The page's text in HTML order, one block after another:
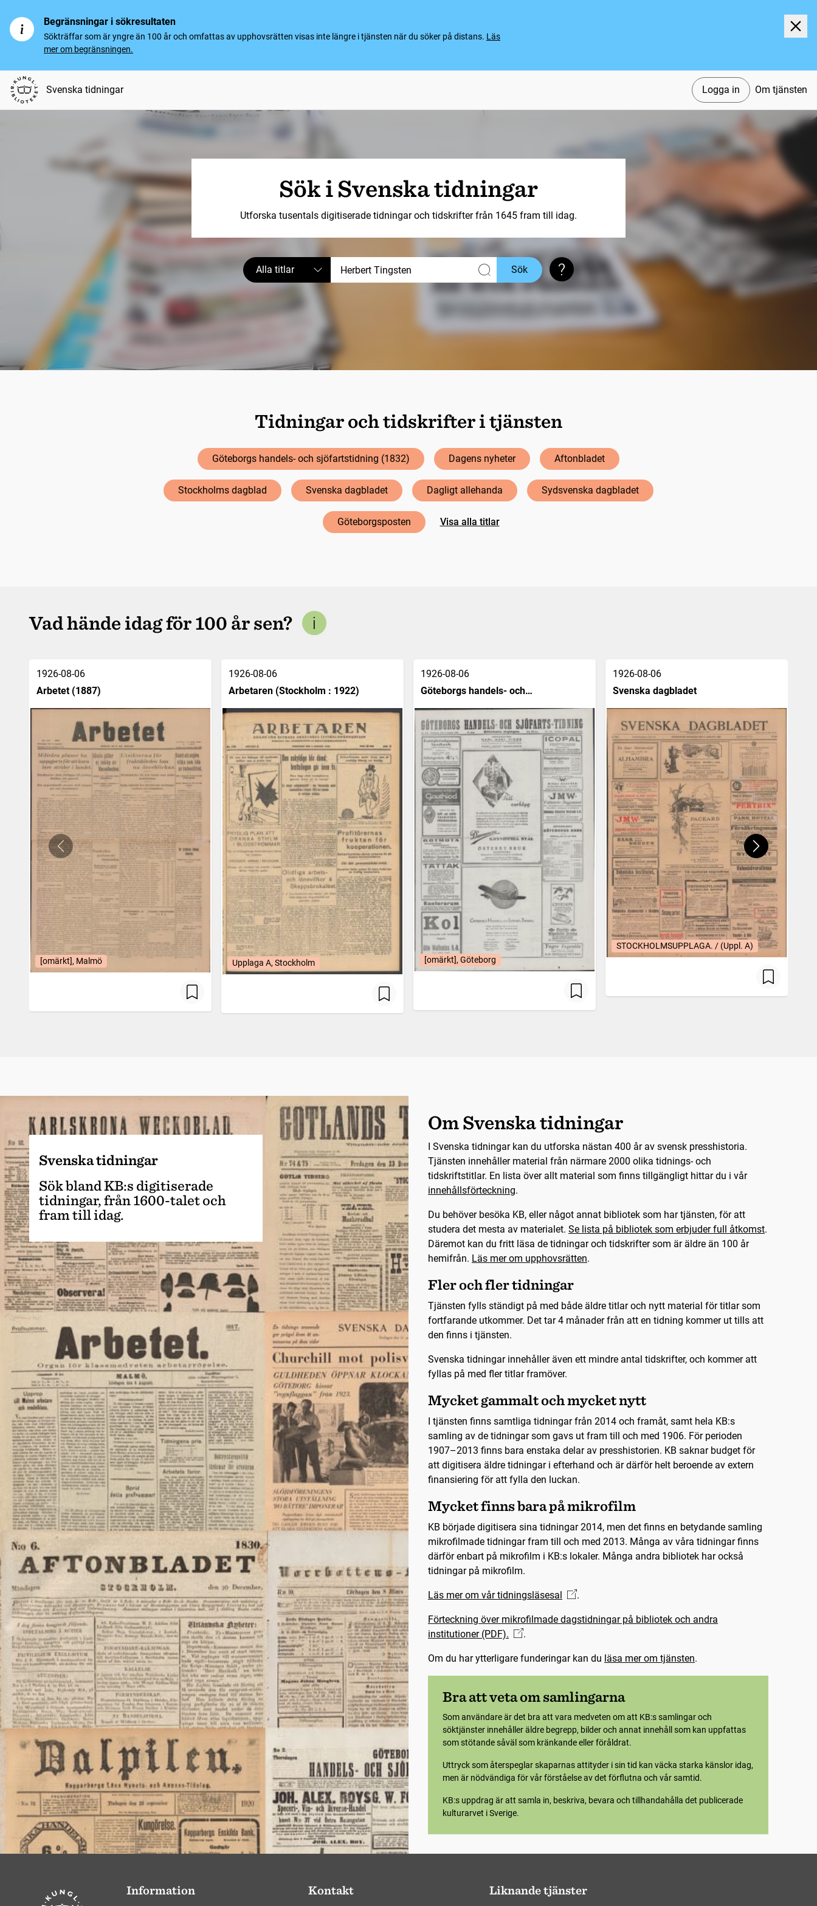
Begränsningar i sökresultaten
Sökträffar som är yngre än 100 år och omfattas av upphovsrätten visas inte längre i tjänsten när du söker på distans. Läs
mer om begränsningen.
Svenska tidningar Logga in Om tjänsten
Sök i Svenska tidningar
Utforska tusentals digitiserade tidningar och tidskrifter från 1645 fram till idag.
Alla titlar Sök Söktips
Tidningar och tidskrifter i tjänsten
Göteborgs handels- och sjöfartstidning (1832) Dagens nyheter Aftonbladet
Stockholms dagblad Svenska dagbladet Dagligt allehanda Sydsvenska dagbladet
Göteborgsposten Visa alla titlar
Vad hände idag för 100 år sen?
1926-08-06
Arbetet (1887)
[omärkt], Malmö
1926-08-06
Arbetaren (Stockholm : 1922)
Upplaga A, Stockholm
1926-08-06
Göteborgs handels- och
sjöfartstidning (1832)
[omärkt], Göteborg
1926-08-06
Svenska dagbladet
STOCKHOLMSUPPLAGA. / (Uppl. A)
Svenska tidningar
Sök bland KB:s digitiserade
tidningar, från 1600-talet och
fram till idag.
Om Svenska tidningar
I Svenska tidningar kan du utforska nästan 400 år av svensk presshistoria.
Tjänsten innehåller material från närmare 2000 olika tidnings- och
tidskriftstitlar. En lista över allt material som finns tillgängligt hittar du i vår
innehållsförteckning.
Du behöver besöka KB, eller något annat bibliotek som har tjänsten, för att
studera det mesta av materialet. Se lista på bibliotek som erbjuder full åtkomst.
Däremot kan du fritt läsa de tidningar och tidskrifter som är äldre än 100 år
hemifrån. Läs mer om upphovsrätten.
Fler och fler tidningar
Tjänsten fylls ständigt på med både äldre titlar och nytt material för titlar som
fortfarande utkommer. Det tar 4 månader från att en tidning kommer ut tills att
den finns i tjänsten.
Svenska tidningar innehåller även ett mindre antal tidskrifter, och kommer att
fyllas på med fler titlar framöver.
Mycket gammalt och mycket nytt
I tjänsten finns samtliga tidningar från 2014 och framåt, samt hela KB:s
samling av de tidningar som gavs ut fram till och med 1906. För perioden
1907–2013 finns bara enstaka delar av presshistorien. KB saknar budget för
att digitisera äldre tidningar i efterhand och är därför helt beroende av extern
finansiering för att fylla den luckan.
Mycket finns bara på mikrofilm
KB började digitisera sina tidningar 2014, men det finns en betydande samling
mikrofilmade tidningar fram till och med 2013. Många av våra tidningar finns
därför enbart på mikrofilm i KB:s lokaler. Många andra bibliotek har också
tidningar på mikrofilm.
Läs mer om vår tidningsläsesal .
Förteckning över mikrofilmade dagstidningar på bibliotek och andra
institutioner (PDF).
.
Om du har ytterligare funderingar kan du läsa mer om tjänsten.
Bra att veta om samlingarna
Som användare är det bra att vara medveten om att KB:s samlingar och
söktjänster innehåller äldre begrepp, bilder och annat innehåll som kan uppfattas
som stötande såväl som kränkande eller föråldrat.
Uttryck som återspeglar skaparnas attityder i sin tid kan väcka starka känslor idag,
men är nödvändiga för vår förståelse av det förflutna och vår samtid.
KB:s uppdrag är att samla in, beskriva, bevara och tillhandahålla det publicerade
kulturarvet i Sverige.
Information Kontakt Liknande tjänster